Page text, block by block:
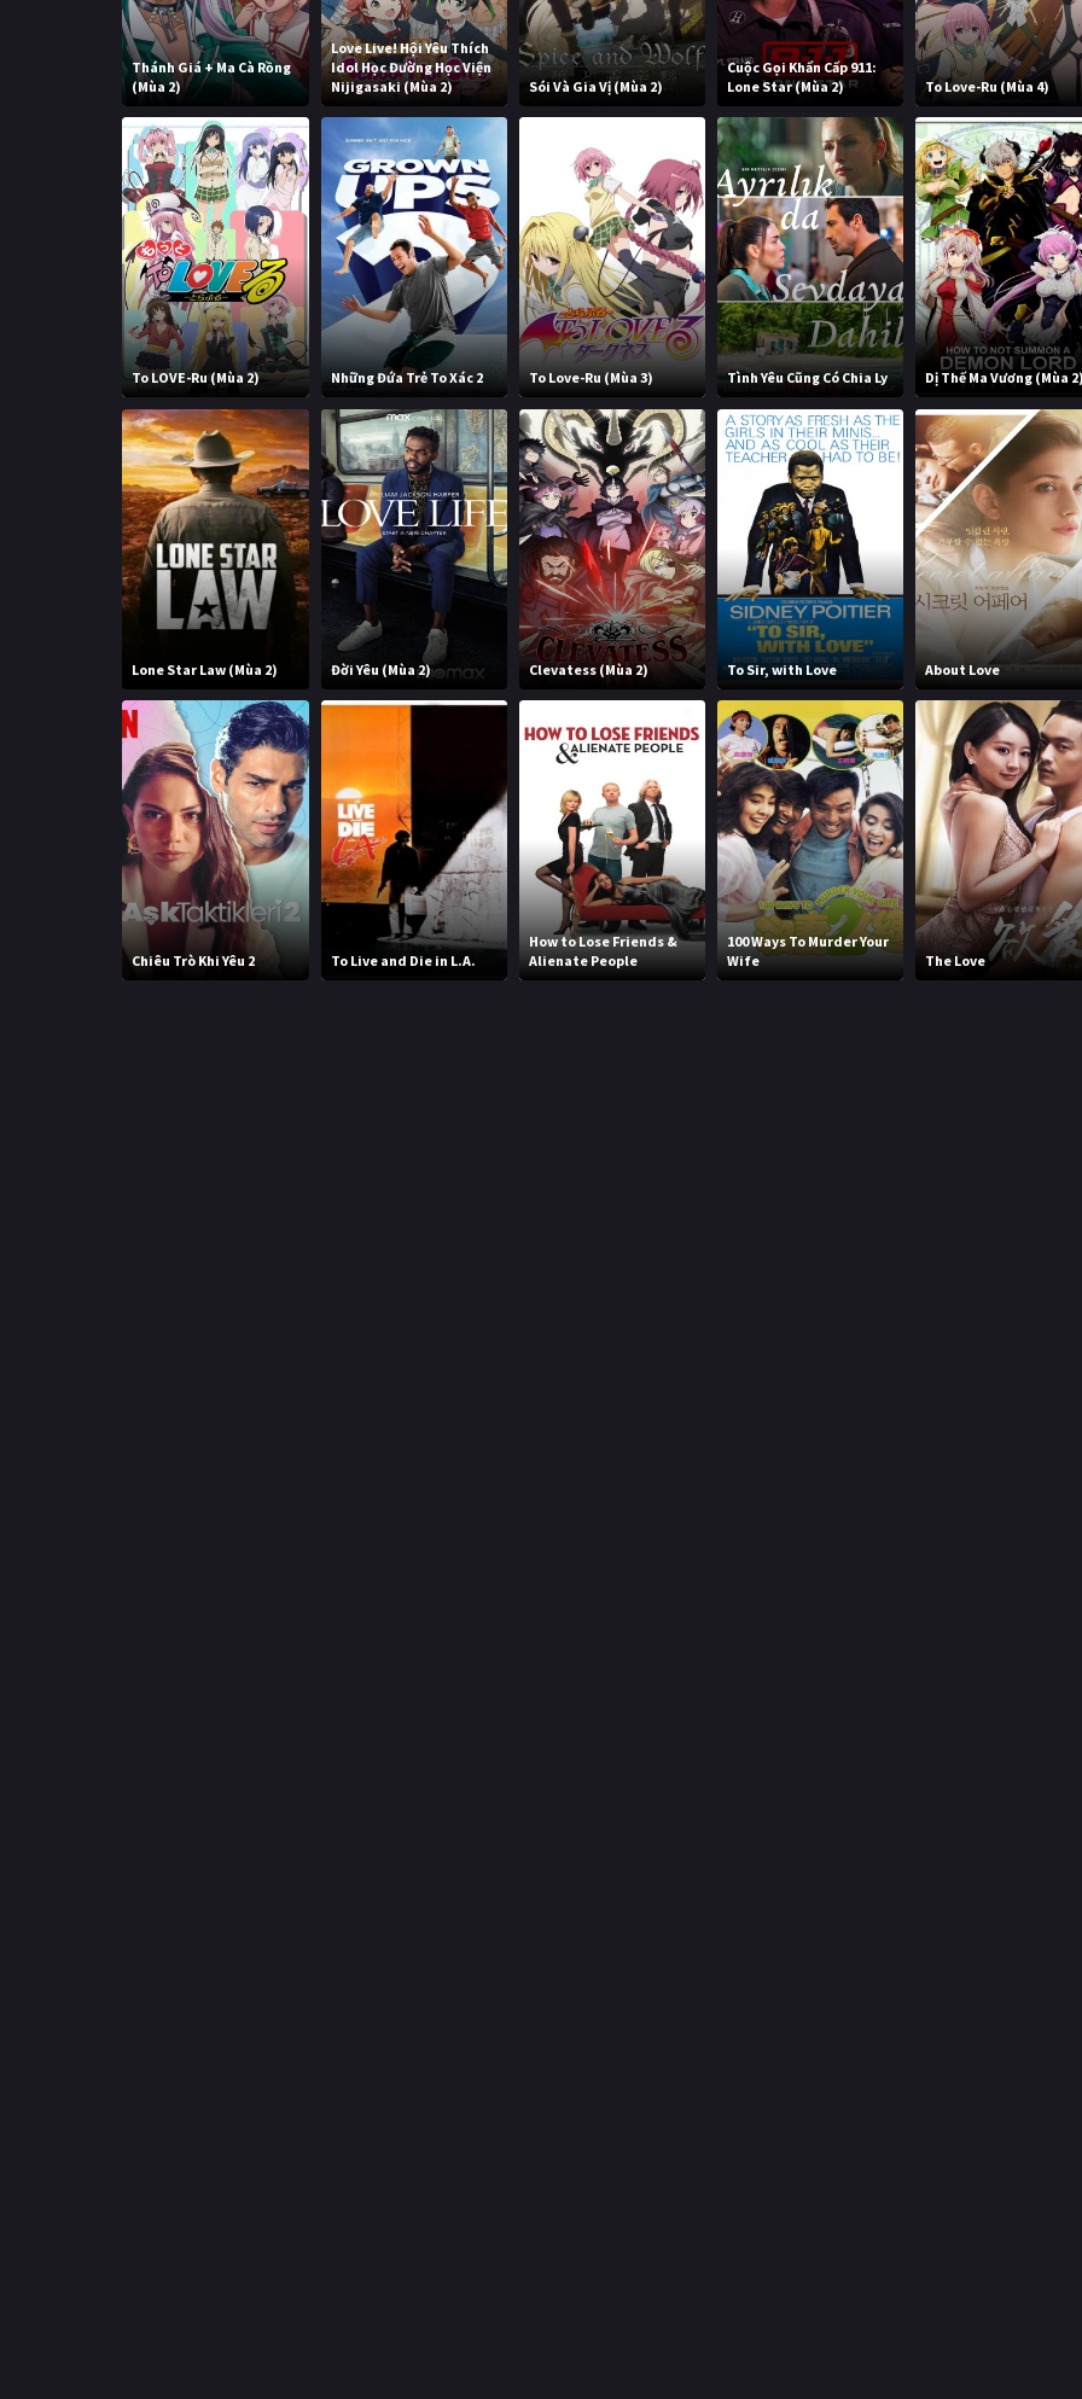
Thánh Giá + Ma Cà Rồng
(Mùa 2)
Love Live! Hội Yêu Thích
Idol Học Đường Học Viện
Nijigasaki (Mùa 2)
Sói Và Gia Vị (Mùa 2)
Cuộc Gọi Khẩn Cấp 911:
Lone Star (Mùa 2)
To Love-Ru (Mùa 4)
To LOVE-Ru (Mùa 2) Những Đứa Trẻ To Xác 2 To Love-Ru (Mùa 3) Tình Yêu Cũng Có Chia Ly Dị Thế Ma Vương (Mùa 2)
Lone Star Law (Mùa 2) Đời Yêu (Mùa 2) Clevatess (Mùa 2) To Sir, with Love About Love
Chiêu Trò Khi Yêu 2 To Live and Die in L.A.
How to Lose Friends &
Alienate People
100 Ways To Murder Your
Wife
The Love